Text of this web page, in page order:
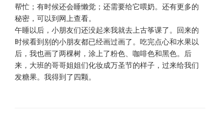
帮忙；有时候还会睡懒觉；还需要给它喂奶。还有更多的
秘密，可以到网上查看。
午睡以后，小朋友们还没起来我就去上古筝课了。回来的
时候看到别的小朋友都已经画过画了。吃完点心和水果以
后，我也画了两棵树，涂上了粉色、咖啡色和黑色。后
来，大班的哥哥姐姐们化妆成万圣节的样子，过来给我们
发糖果。我得到了四颗。